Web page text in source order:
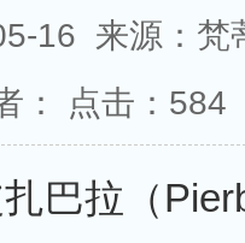
16 来源：
： 点击： 584
巴拉（